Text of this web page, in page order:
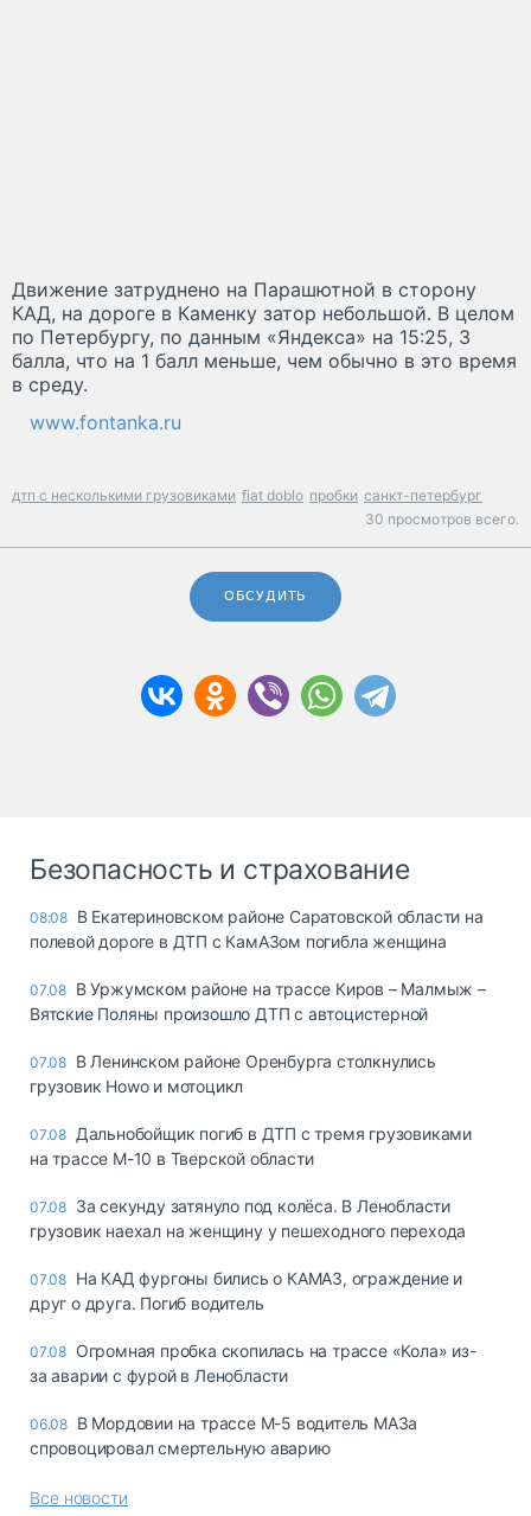
Движение затруднено на Парашютной в сторону
КАД, на дороге в Каменку затор небольшой. В целом
по Петербургу, по данным «Яндекса» на 15:25, 3
балла, что на 1 балл меньше, чем обычно в это время
в среду.
www.fontanka.ru
дтп с несколькими грузовиками fiat doblo пробки санкт-петербург
30 просмотров всего.
ОБСУДИТЬ
Безопасность и страхование
08:08 В Екатериновском районе Саратовской области на
полевой дороге в ДТП с КамАЗом погибла женщина
07.08 В Уржумском районе на трассе Киров – Малмыж –
Вятские Поляны произошло ДТП с автоцистерной
07.08 В Ленинском районе Оренбурга столкнулись
грузовик Howo и мотоцикл
07.08 Дальнобойщик погиб в ДТП с тремя грузовиками
на трассе М-10 в Тверской области
07.08 За секунду затянуло под колёса. В Ленобласти
грузовик наехал на женщину у пешеходного перехода
07.08 На КАД фургоны бились о КАМАЗ, ограждение и
друг о друга. Погиб водитель
07.08 Огромная пробка скопилась на трассе «Кола» из-
за аварии с фурой в Ленобласти
06.08 В Мордовии на трассе М-5 водитель МАЗа
спровоцировал смертельную аварию
Все новости